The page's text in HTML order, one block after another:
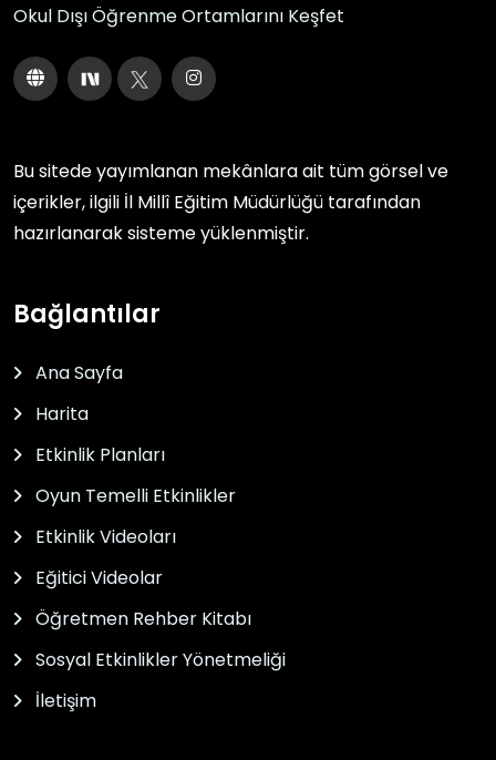
Okul Dışı Öğrenme Ortamlarını Keşfet
Bu sitede yayımlanan mekânlara ait tüm görsel ve
içerikler, ilgili İl Millî Eğitim Müdürlüğü tarafından
hazırlanarak sisteme yüklenmiştir.
Bağlantılar
Ana Sayfa
Harita
Etkinlik Planları
Oyun Temelli Etkinlikler
Etkinlik Videoları
Eğitici Videolar
Öğretmen Rehber Kitabı
Sosyal Etkinlikler Yönetmeliği
İletişim